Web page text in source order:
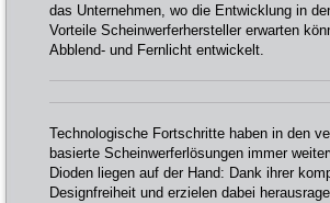
das Unternehmen, wo die Entwicklung in
Vorteile Scheinwerferhersteller erwarten
Abblend- und Fernlicht entwickelt.
Technologische Fortschritte haben in den
basierte Scheinwerferlösungen immer
Dioden liegen auf der Hand: Dank ihrer
Designfreiheit und erzielen dabei